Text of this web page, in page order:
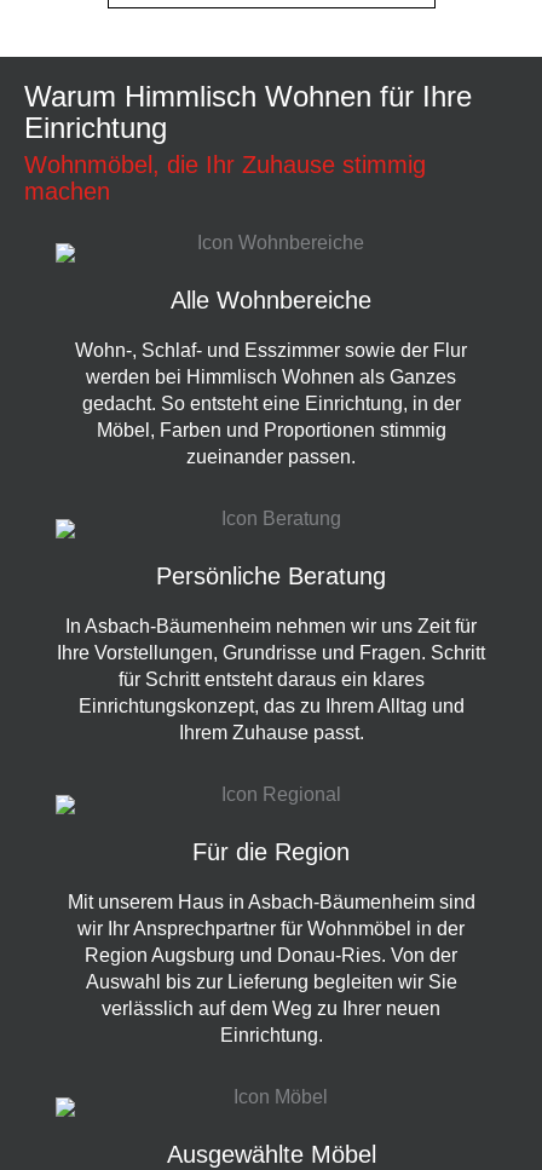
Warum Himmlisch Wohnen für Ihre
Einrichtung
Wohnmöbel, die Ihr Zuhause stimmig
machen
Alle Wohnbereiche
Wohn-, Schlaf- und Esszimmer sowie der Flur
werden bei Himmlisch Wohnen als Ganzes
gedacht. So entsteht eine Einrichtung, in der
Möbel, Farben und Proportionen stimmig
zueinander passen.
Persönliche Beratung
In Asbach-Bäumenheim nehmen wir uns Zeit für
Ihre Vorstellungen, Grundrisse und Fragen. Schritt
für Schritt entsteht daraus ein klares
Einrichtungskonzept, das zu Ihrem Alltag und
Ihrem Zuhause passt.
Für die Region
Mit unserem Haus in Asbach-Bäumenheim sind
wir Ihr Ansprechpartner für Wohnmöbel in der
Region Augsburg und Donau-Ries. Von der
Auswahl bis zur Lieferung begleiten wir Sie
verlässlich auf dem Weg zu Ihrer neuen
Einrichtung.
Ausgewählte Möbel